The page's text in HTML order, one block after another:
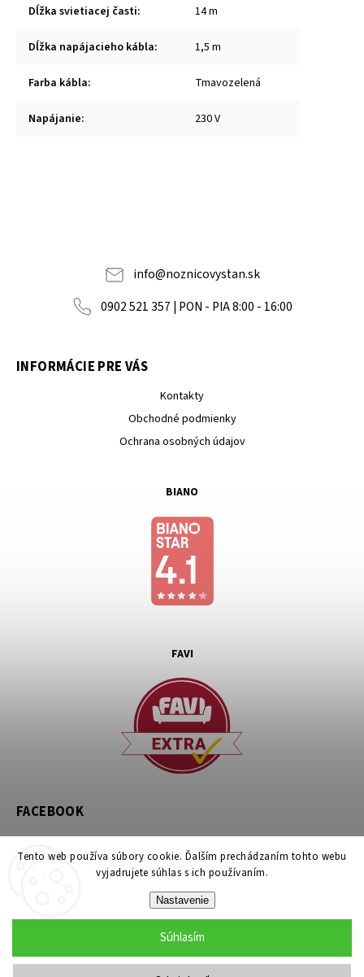
Tento web používa súbory cookie. Ďalším prechádzaním tohto webu
vyjadrujete súhlas s ich používaním.
Nastavenie
Súhlasím
Dĺžka svietiacej časti: 14 m
Dĺžka napájacieho kábla: 1,5 m
Farba kábla: Tmavozelená
Napájanie: 230 V
info@noznicovystan.sk
0902 521 357 | PON - PIA 8:00 - 16:00
INFORMÁCIE PRE VÁS
Kontakty
Obchodné podmienky
Ochrana osobných údajov
BIANO
FAVI
FACEBOOK
noznicovystan.sk
Grafický návrh vytvořil a nakódoval